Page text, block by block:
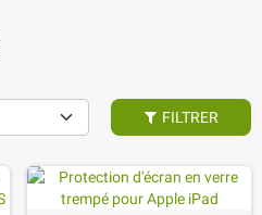
FILTRER